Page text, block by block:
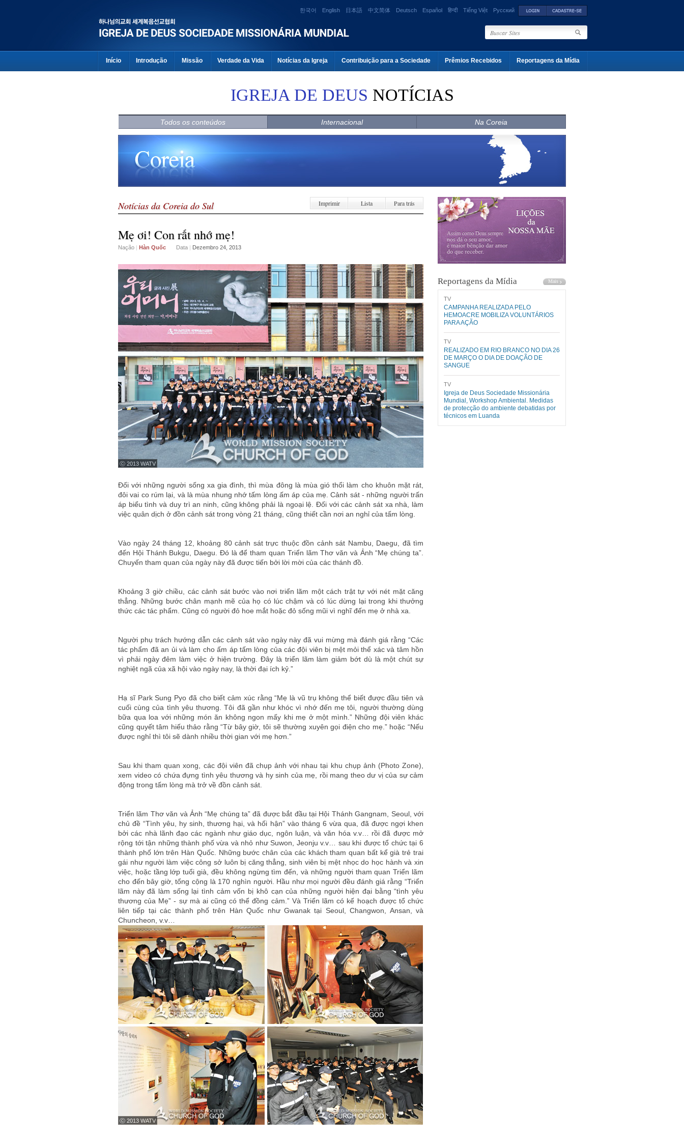
한국어 English 日本語 中文简体 Deutsch Español हिन्दी Tiếng Việt Русский
Início Introdução Missão Verdade da Vida Notícias da Igreja Contribuição para a Sociedade Prêmios Recebidos Reportagens da Mídia
IGREJA DE DEUS NOTÍCIAS
Todos os conteúdos Internacional Na Coreia
Notícias da Coreia do Sul Imprimir Lista Para trás
Mẹ ơi! Con rất nhớ mẹ!
Nação | Hàn Quốc Data | Dezembro 24, 2013
ⓒ 2013 WATV
Đối với những người sống xa gia đình, thì mùa đông là mùa gió thổi làm cho khuôn mặt rát,
đôi vai co rúm lại, và là mùa nhung nhớ tấm lòng ấm áp của mẹ. Cảnh sát - những người trấn
áp biểu tình và duy trì an ninh, cũng không phải là ngoại lệ. Đối với các cảnh sát xa nhà, làm
việc quân dịch ở đồn cảnh sát trong vòng 21 tháng, cũng thiết cần nơi an nghỉ của tấm lòng.
Vào ngày 24 tháng 12, khoảng 80 cảnh sát trực thuộc đồn cảnh sát Nambu, Daegu, đã tìm
đến Hội Thánh Bukgu, Daegu. Đó là để tham quan Triển lãm Thơ văn và Ảnh “Mẹ chúng ta”.
Chuyến tham quan của ngày này đã được tiến bởi lời mời của các thánh đồ.
Khoảng 3 giờ chiều, các cảnh sát bước vào nơi triển lãm một cách trật tự với nét mặt căng
thẳng. Những bước chân mạnh mẽ của họ có lúc chậm và có lúc dừng lại trong khi thưởng
thức các tác phẩm. Cũng có người đỏ hoe mắt hoặc đỏ sống mũi vì nghĩ đến mẹ ở nhà xa.
Người phụ trách hướng dẫn các cảnh sát vào ngày này đã vui mừng mà đánh giá rằng “Các
tác phẩm đã an ủi và làm cho ấm áp tấm lòng của các đội viên bị mệt mỏi thể xác và tâm hồn
vì phải ngày đêm làm việc ở hiện trường. Đây là triển lãm làm giảm bớt dù là một chút sự
nghiệt ngã của xã hội vào ngày nay, là thời đại ích kỷ.”
Hạ sĩ Park Sung Pyo đã cho biết cảm xúc rằng “Mẹ là vũ trụ không thể biết được đầu tiên và
cuối cùng của tình yêu thương. Tôi đã gần như khóc vì nhớ đến mẹ tôi, người thường dùng
bữa qua loa với những món ăn không ngon mấy khi mẹ ở một mình.” Những đội viên khác
cũng quyết tâm hiếu thảo rằng “Từ bây giờ, tôi sẽ thường xuyên gọi điện cho mẹ.” hoặc “Nếu
được nghỉ thì tôi sẽ dành nhiều thời gian với mẹ hơn.”
Sau khi tham quan xong, các đội viên đã chụp ảnh với nhau tại khu chụp ảnh (Photo Zone),
xem video có chứa đựng tình yêu thương và hy sinh của mẹ, rồi mang theo dư vị của sự cảm
động trong tấm lòng mà trở về đồn cảnh sát.
Triển lãm Thơ văn và Ảnh “Mẹ chúng ta” đã được bắt đầu tại Hội Thánh Gangnam, Seoul, với
chủ đề “Tình yêu, hy sinh, thương hại, và hối hận” vào tháng 6 vừa qua, đã được ngợi khen
bởi các nhà lãnh đạo các ngành như giáo dục, ngôn luận, và văn hóa v.v… rồi đã được mở
rộng tới tận những thành phố vừa và nhỏ như Suwon, Jeonju v.v… sau khi được tổ chức tại 6
thành phố lớn trên Hàn Quốc. Những bước chân của các khách tham quan bất kể già trẻ trai
gái như người làm việc công sở luôn bị căng thẳng, sinh viên bị mệt nhọc do học hành và xin
việc, hoặc tầng lớp tuổi già, đều không ngừng tìm đến, và những người tham quan Triển lãm
cho đến bây giờ, tổng cộng là 170 nghìn người. Hầu như mọi người đều đánh giá rằng “Triển
lãm này đã làm sống lại tình cảm vốn bị khô cạn của những người hiện đại bằng “tình yêu
thương của Mẹ” - sự mà ai cũng có thể đồng cảm.” Và Triển lãm có kế hoạch được tổ chức
liên tiếp tại các thành phố trên Hàn Quốc như Gwanak tại Seoul, Changwon, Ansan, và
Chuncheon, v.v…
ⓒ 2013 WATV
Reportagens da Mídia
​TV​
CAMPANHA REALIZADA PELO
HEMOACRE MOBILIZA VOLUNTÁRIOS
PARA AÇÃO
​TV​
REALIZADO EM RIO BRANCO NO DIA 26
DE MARÇO O DIA DE DOAÇÃO DE
SANGUE
​TV​
Igreja de Deus Sociedade Missionária
Mundial, Workshop Ambiental. Medidas
de protecção do ambiente debatidas por
técnicos em Luanda